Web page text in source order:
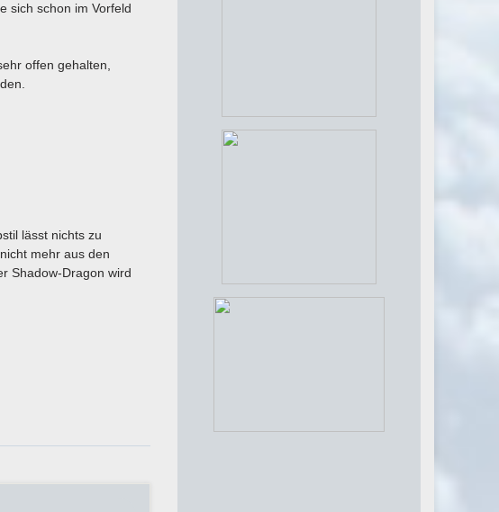
sich schon im Vorfeld
offen gehalten,
lässt nichts zu
mehr aus den
Shadow-Dragon wird